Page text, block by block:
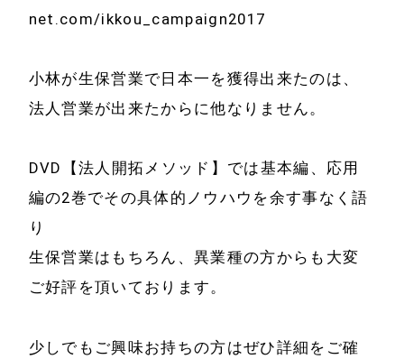
代表プロフィール
サービス
事例と実績
経営理念
特定商取引法に基
net.com/ikkou_campaign2017
小林が生保営業で日本一を獲得出来たのは、
法人営業が出来たからに他なりません。
DVD【法人開拓メソッド】では基本編、応用
編の2巻でその具体的ノウハウを余す事なく語
り
生保営業はもちろん、異業種の方からも大変
ご好評を頂いております。
少しでもご興味お持ちの方はぜひ詳細をご確